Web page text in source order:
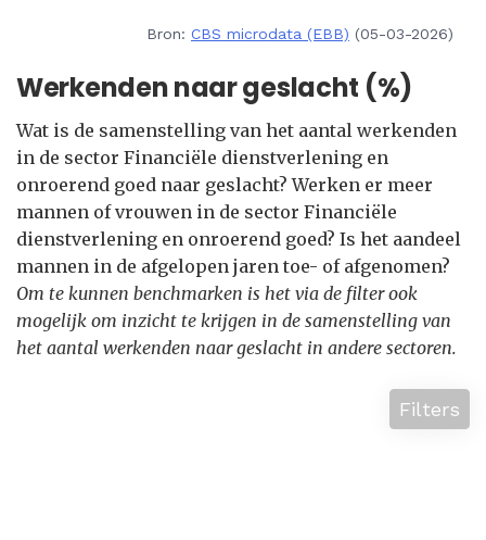
Bron: CBS microdata (EBB) (05-03-2026)
Werkenden naar geslacht (%)
Wat is de samenstelling van het aantal werkenden
in de sector Financiële dienstverlening en
onroerend goed naar geslacht? Werken er meer
mannen of vrouwen in de sector Financiële
dienstverlening en onroerend goed? Is het aandeel
mannen in de afgelopen jaren toe- of afgenomen?
Om te kunnen benchmarken is het via de filter ook
mogelijk om inzicht te krijgen in de samenstelling van
het aantal werkenden naar geslacht in andere sectoren.
Filters